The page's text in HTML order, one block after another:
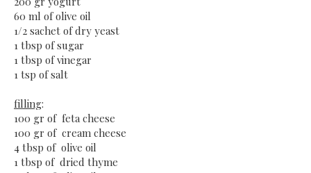
60 ml of olive oil
1/2 sachet of dry yeast
1 tbsp of sugar
1 tbsp of vinegar
1 tsp of salt
filling:
100 gr of feta cheese
100 gr of cream cheese
4 tbsp of olive oil
1 tbsp of dried thyme